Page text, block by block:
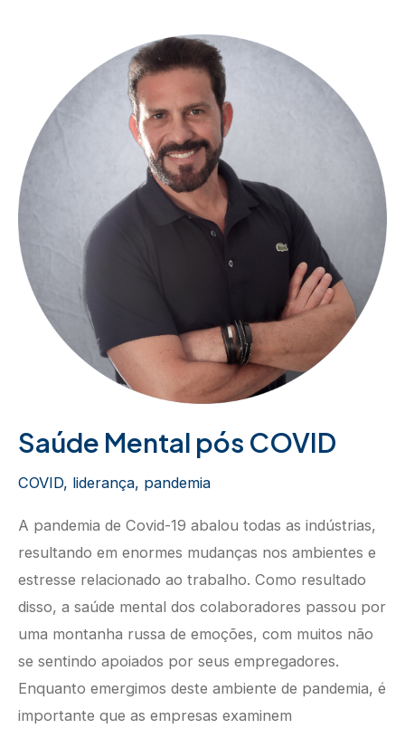
Financial
Institution
for
Post-
COVID-
19
World
Saúde Mental pós COVID
COVID, liderança, pandemia
A pandemia de Covid-19 abalou todas as indústrias,
resultando em enormes mudanças nos ambientes e
estresse relacionado ao trabalho. Como resultado
disso, a saúde mental dos colaboradores passou por
uma montanha russa de emoções, com muitos não
se sentindo apoiados por seus empregadores.
Enquanto emergimos deste ambiente de pandemia, é
importante que as empresas examinem